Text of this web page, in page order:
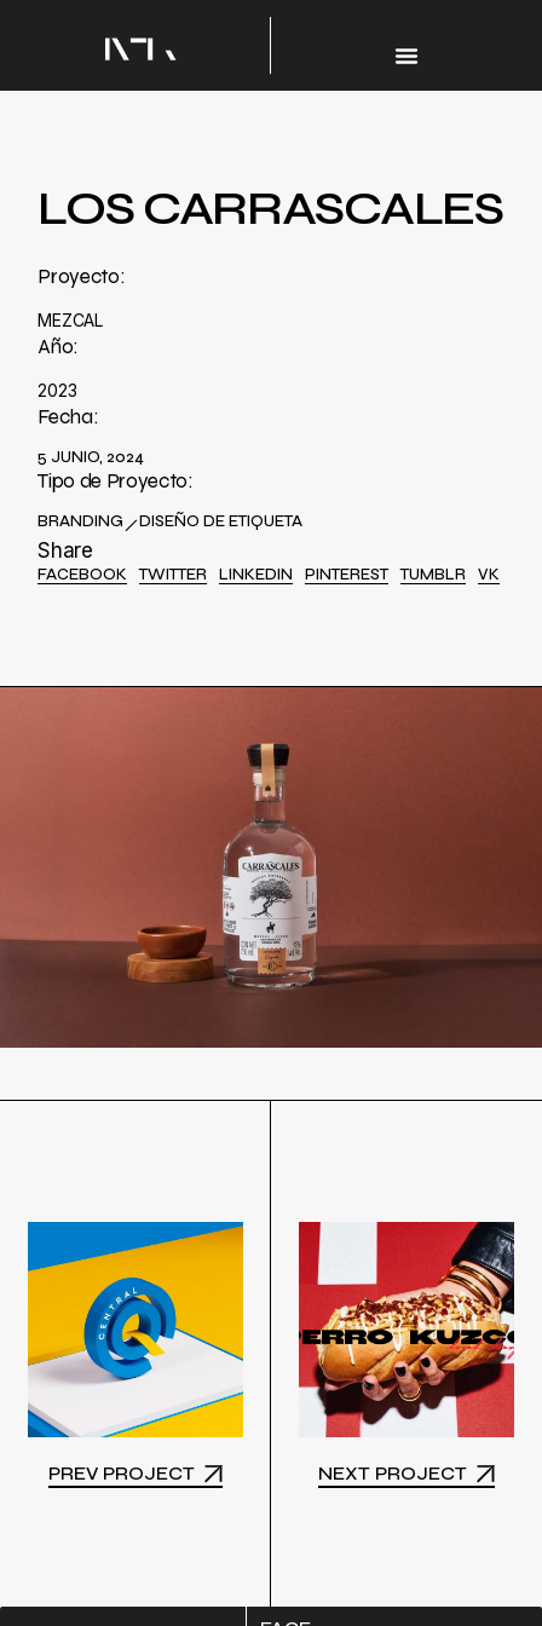
LOS CARRASCALES
Proyecto:
MEZCAL
Año:
2023
Fecha:
5 JUNIO, 2024
Tipo de Proyecto:
BRANDING DISEÑO DE ETIQUETA
Share
FACEBOOK TWITTER LINKEDIN PINTEREST TUMBLR VK
PREV PROJECT NEXT PROJECT